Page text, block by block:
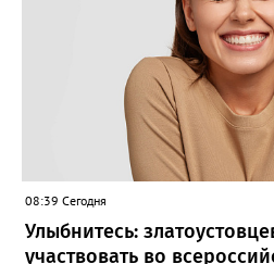
08:39 Сегодня
Улыбнитесь:
участвовать во